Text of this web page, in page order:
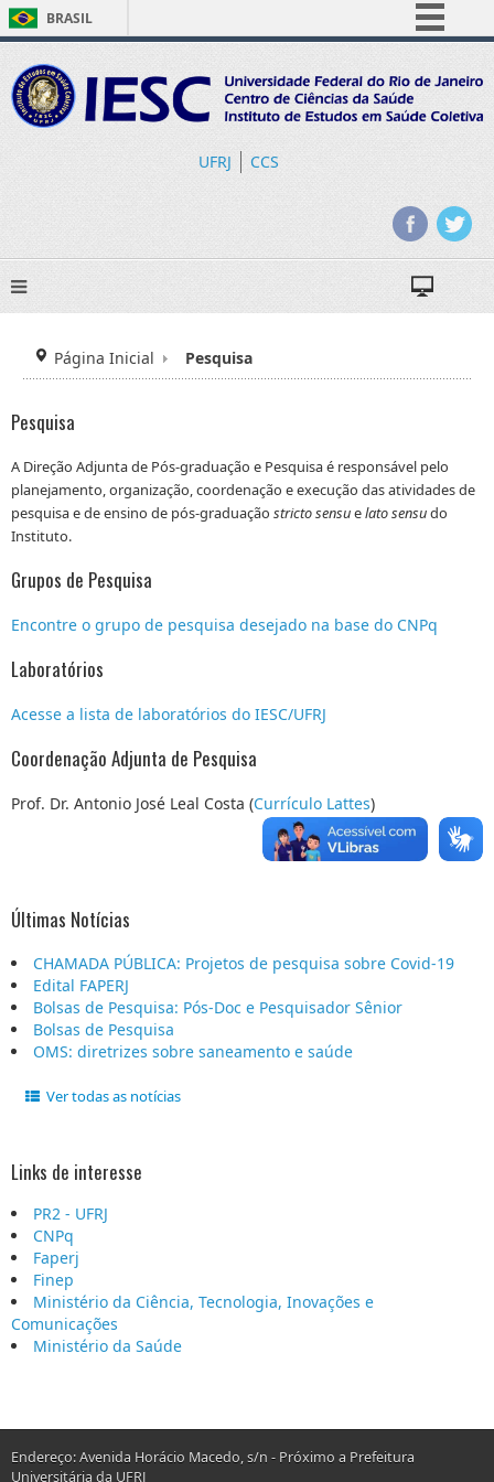
BRASIL
Comunica BR
Participe
UFRJ CCS
Página Inicial Pesquisa
Pesquisa
A Direção Adjunta de Pós-graduação e Pesquisa é responsável pelo
planejamento, organização, coordenação e execução das atividades de
pesquisa e de ensino de pós-graduação stricto sensuelato sensudo
Instituto.
Grupos de Pesquisa
Encontre o grupo de pesquisa desejado na base do CNPq
Laboratórios
Acesse a lista de laboratórios do IESC/UFRJ
Coordenação Adjunta de Pesquisa
Prof. Dr. Antonio José Leal Costa (Currículo Lattes)
Últimas Notícias
CHAMADA PÚBLICA: Projetos de pesquisa sobre Covid-19
Edital FAPERJ
Bolsas de Pesquisa: Pós-Doc e Pesquisador Sênior
Bolsas de Pesquisa
OMS: diretrizes sobre saneamento e saúde
Ver todas as notícias
Links de interesse
PR2 - UFRJ
CNPq
Faperj
Finep
Ministério da Ciência, Tecnologia, Inovações e
Comunicações
Ministério da Saúde
Endereço: Avenida Horácio Macedo, s/n - Próximo a Prefeitura
Universitária da UFRJ